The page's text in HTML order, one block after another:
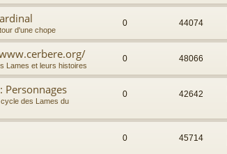
d'une chope
0 44074
Lames et leurs histoires
0 48066
Personnages
cycle des Lames du
0 42642
0 45714